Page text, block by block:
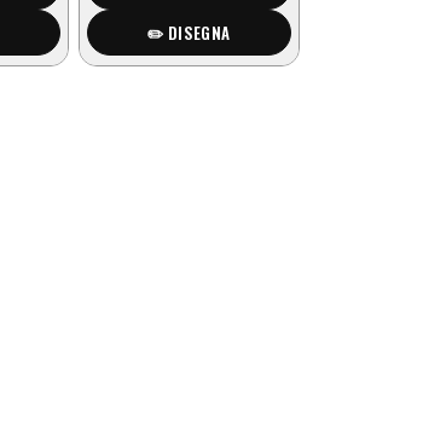
✏️ DISEGNA